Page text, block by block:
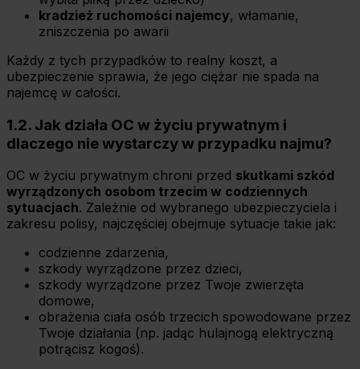
kradzież ruchomości najemcy, włamanie,
zniszczenia po awarii
Każdy z tych przypadków to realny koszt, a
ubezpieczenie sprawia, że jego ciężar nie spada na
najemcę w całości.
1.2. Jak działa OC w życiu prywatnym i
dlaczego nie wystarczy w przypadku najmu?
OC w życiu prywatnym chroni przed skutkami szkód
wyrządzonych osobom trzecim w codziennych
sytuacjach. Zależnie od wybranego ubezpieczyciela i
zakresu polisy, najczęściej obejmuje sytuacje takie jak:
codzienne zdarzenia,
szkody wyrządzone przez dzieci,
szkody wyrządzone przez Twoje zwierzęta
domowe,
obrażenia ciała osób trzecich spowodowane przez
Twoje działania (np. jadąc hulajnogą elektryczną
potrącisz kogoś).